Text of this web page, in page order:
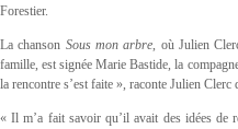
Forestier.
La chanson Sous mon arbre, où Julien
famille, est signée Marie Bastide, la
la rencontre s’est faite », raconte Julien Clerc
« Il m’a fait savoir qu’il avait des idées de